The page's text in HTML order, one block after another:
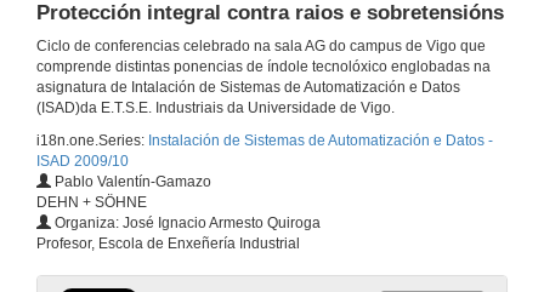
Protección integral contra raios e sobretensións
Ciclo de conferencias celebrado na sala AG do campus de Vigo que
comprende distintas ponencias de índole tecnolóxico englobadas na
asignatura de Intalación de Sistemas de Automatización e Datos
(ISAD)da E.T.S.E. Industriais da Universidade de Vigo.
i18n.one.Series: Instalación de Sistemas de Automatización e Datos -
ISAD 2009/10
Pablo Valentín-Gamazo
DEHN + SÖHNE
Organiza: José Ignacio Armesto Quiroga
Profesor, Escola de Enxeñería Industrial